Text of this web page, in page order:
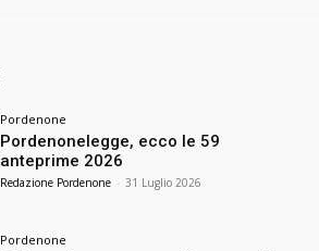
Pordenone
Pordenonelegge, ecco le 59
anteprime 2026
Redazione Pordenone - 31 Luglio 2026
Pordenone